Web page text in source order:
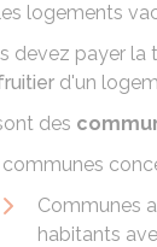
logements
devez payer la
d'un
des
communes
Communes
habitants